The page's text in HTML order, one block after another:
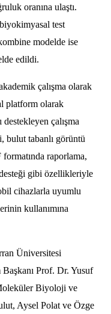
oranına ulaştı.
test
modelde ise
edildi.
çalışma olarak
platform olarak
çalışma
bulut tabanlı görüntü
raporlama,
gibi özellikleriyle
cihazlarla uyumlu
kullanımına
Üniversitesi
Prof. Dr. Yusuf
Biyoloji ve
Aysel Polat ve Özge